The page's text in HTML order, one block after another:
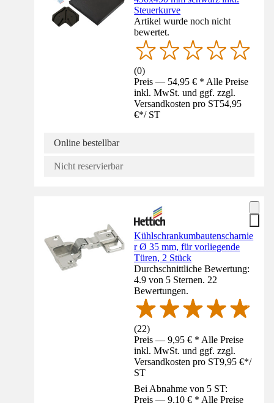
Steuerkurve
Artikel wurde noch nicht
bewertet.
(0)
Preis — 54,95 € * Alle Preise
inkl. MwSt. und ggf. zzgl.
Versandkosten pro ST54,95
€*/ ST
Online bestellbar
Nicht reservierbar
Kühlschrankumbautenscharnie
r Ø 35 mm, für vorliegende
Türen, 2 Stück
Durchschnittliche Bewertung:
4.9 von 5 Sternen. 22
Bewertungen.
(22)
Preis — 9,95 € * Alle Preise
inkl. MwSt. und ggf. zzgl.
Versandkosten pro ST9,95 €*/
ST
Bei Abnahme von 5 ST:
Preis — 9,10 € * Alle Preise